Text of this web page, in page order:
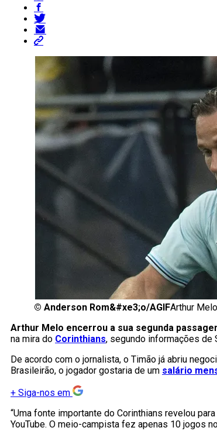
© Anderson Rom&#xe3;o/AGIFArthur
Arthur Melo encerrou a sua segunda
na mira do Corinthians, segundo informações de
De acordo com o jornalista, o Timão já abriu
Brasileirão, o jogador gostaria de um salário
+ Siga-nos em
“Uma fonte importante do Corinthians revelou
YouTube. O meio-campista fez apenas 10 jogos